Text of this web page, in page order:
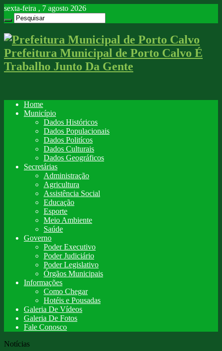
sexta-feira , 7 agosto 2026
Prefeitura Municipal de Porto Calvo É
Trabalho Junto Da Gente
Home
Município
Dados Históricos
Dados Populacionais
Dados Politícos
Dados Culturais
Dados Geográficos
Secretárias
Administração
Agricultura
Assistência Social
Educação
Esporte
Meio Ambiente
Saúde
Governo
Poder Executivo
Poder Judiciário
Poder Legislativo
Órgãos Municipais
Informações
Como Chegar
Hotéis e Pousadas
Galeria De Vídeos
Galeria De Fotos
Fale Conosco
Notícias